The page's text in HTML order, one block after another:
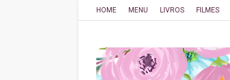
HOME MENU LIVROS FILMES